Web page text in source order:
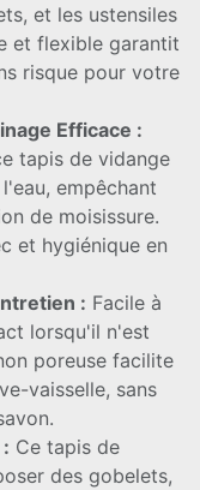
et les ustensiles
et flexible garantit
risque pour votre
Efficace :
tapis de vidange
empêchant
de moisissure.
et hygiénique en
: Facile à
lorsqu'il n'est
poreuse facilite
vaisselle, sans
Ce tapis de
des gobelets,